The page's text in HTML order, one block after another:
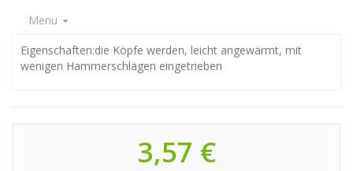
Menu
Eigenschaften:die Köpfe werden, leicht angewärmt, mit
wenigen Hammerschlägen eingetrieben
3,57 €